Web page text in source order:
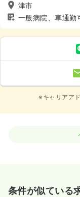
津市
一般病院、車通勤
※キャリアア
条件が似ている